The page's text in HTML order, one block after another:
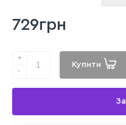
729грн
+
-
Купити